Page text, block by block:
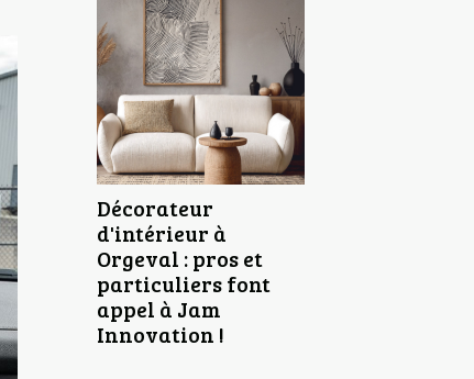
Décorateur
d'intérieur à
Orgeval : pros et
particuliers font
appel à Jam
Innovation !